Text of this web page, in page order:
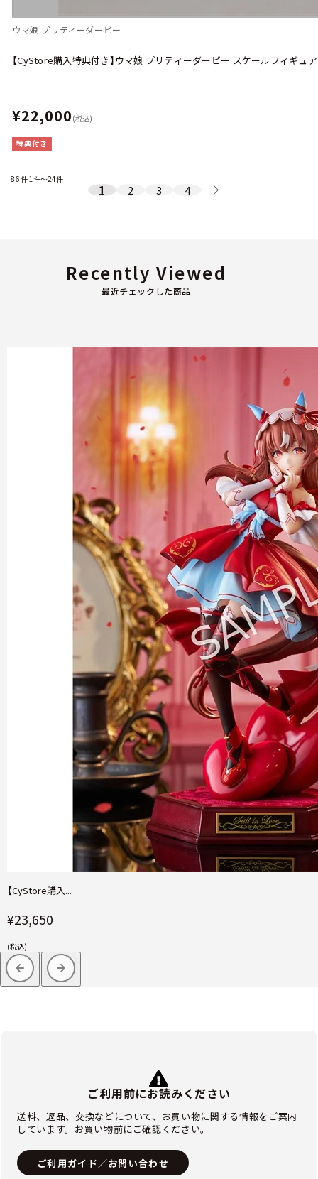
ウマ娘 プリティーダービー
【CyStore購入特典付き】ウマ娘 プリティーダービー スケールフィギュ
¥22,000 (税込)
特典付き
86件1件～24件
1 2 3 4
最近チェックした商品
Recently Viewed
【CyStore購入...
¥23,650
(税込)
ご利用前にお読みください
送料、返品、交換などについて、お買い物に関する情報をご案内
しています。お買い物前にご確認ください。
ご利用ガイド／お問い合わせ